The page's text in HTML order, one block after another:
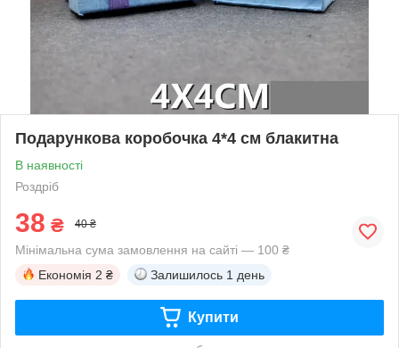
Подарункова коробочка 4*4 см блакитна
В наявності
Роздріб
38 ₴ 40 ₴
Мінімальна сума замовлення на сайті — 100 ₴
Економія 2 ₴ Залишилось 1 день
Купити